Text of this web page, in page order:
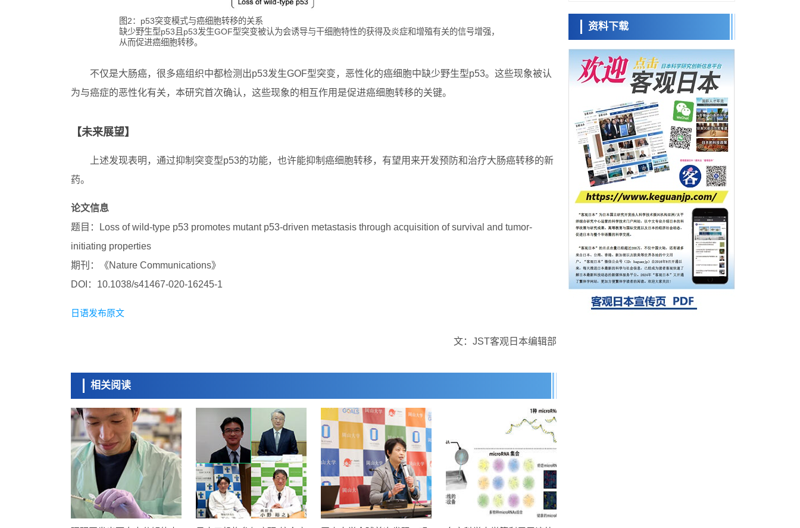
图2：p53突变模式与癌细胞转移的关系
缺少野生型p53且p53发生GOF型突变被认为会诱导与干细胞特性的获得及炎症和增殖有关的信号增强，
从而促进癌细胞转移。
不仅是大肠癌，很多癌组织中都检测出p53发生GOF型突变，恶性化的癌细胞中缺少野生型p53。这些现象被认
为与癌症的恶性化有关，本研究首次确认，这些现象的相互作用是促进癌细胞转移的关键。
【未来展望】
上述发现表明，通过抑制突变型p53的功能，也许能抑制癌细胞转移，有望用来开发预防和治疗大肠癌转移的新
药。
论文信息
题目：Loss of wild-type p53 promotes mutant p53-driven metastasis through acquisition of survival and tumor-
initiating properties
期刊：《Nature Communications》
DOI：10.1038/s41467-020-16245-1
日语发布原文
文：JST客观日本编辑部
相关阅读
经济・社会
日本成立“以人为本AI联盟”——力争借助AI拓
展社会公众创造力，依托产学合作推进研发
大阪大学开发出膜脂质可视化工具，使脂质
探针的高效开发成为可能
科学研究
立教大学在试管内构建长链人工基因组DNA
自我复制系统，有望实现携带大量基因的人
工细胞
政策
日本科研费增设国际共同研究强化新类别，
促进青年研究人员赴海外开展研究
科学研究
京都大学高效生成光的构成单元“光子”，可应
用于量子计算机
科学研究
开发出300亿年仅误差1秒的光晶格钟，构建
网络将其打造为下一代社会基础设施
经济・社会
日本成立“以人为本AI联盟”——力争借助AI拓
展社会公众创造力，依托产学合作推进研发
科学研究
大阪大学开发出膜脂质可视化工具，使脂质
探针的高效开发成为可能
科学研究
立教大学在试管内构建长链人工基因组DNA
自我复制系统，有望实现携带大量基因的人
工细胞
日本科学未
流员
泷川 进 戴维
资料下载